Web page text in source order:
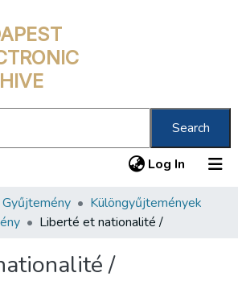
Search
Log In (current)
Különgyűjtemények
Liberté et nationalité /
/